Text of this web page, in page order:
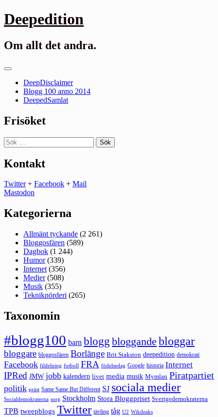
Gå
till
Deepedition
Om allt det andra.
Primär
DeepDisclaimer
Blogg 100 anno 2014
DeepedSamlat
Frisöket
Sök
efter:
Kontakt
Twitter+ Facebook + Mail
Mastodon
Kategorierna
Allmänt tyckande (2 261)
Bloggosfären (589)
Dagbok (1 244)
Humor(339)
Internet (356)
Medier(508)
Musik (355)
Tekniknörderi (265)
Taxonomin
#blogg100 barn blogg bloggande bloggar
bloggare bloggosfären Borlänge Brit Stakston deepedition demokrati
Facebook fildelning fotboll FRA födelsedag Google historia Internet
IPRed JMW jobb kalendern livet media musik Mymlan Piratpartiet
politik präst Same Same But Different SJ sociala medier
Socialdemokraterna sorg Stockholm Stora Bloggpriset Sverigedemokraterna
TPB tweepblogs Twitter tävling tåg U2 Wikileaks